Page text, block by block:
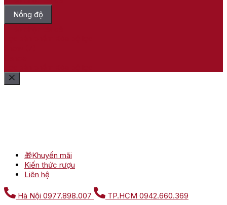
Nồng độ
🎁Khuyến mãi
Kiến thức rượu
Liên hệ
Hà Nội 0977.898.007 TP.HCM 0942.660.369